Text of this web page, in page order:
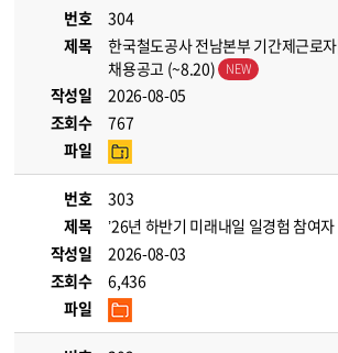
번호
304
제목
한국철도공사 전남본부 기간제근로
채용공고 (~8.20)
작성일
2026-08-05
조회수
767
파일
번호
303
제목
’26년 하반기 미래내일 일경험 참여자
작성일
2026-08-03
조회수
6,436
파일